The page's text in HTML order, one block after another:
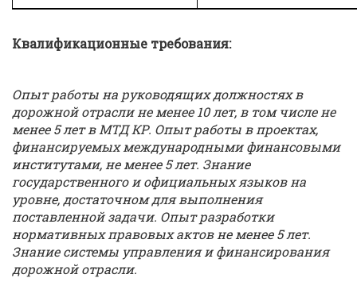
Квалификационные требования:
Опыт работы на руководящих должностях в
дорожной отрасли не менее 10 лет, в том числе не
менее 5 лет в МТД КР. Опыт работы в проектах,
финансируемых международными финансовыми
институтами, не менее 5 лет. Знание
государственного и официальных языков на
уровне, достаточном для выполнения
поставленной задачи. Опыт разработки
нормативных правовых актов не менее 5 лет.
Знание системы управления и финансирования
дорожной отрасли.